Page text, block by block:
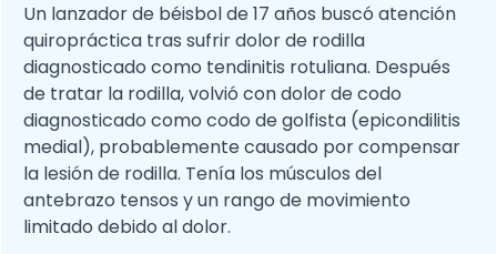
Un lanzador de béisbol de 17 años buscó atención
quiropráctica tras sufrir dolor de rodilla
diagnosticado como tendinitis rotuliana. Después
de tratar la rodilla, volvió con dolor de codo
diagnosticado como codo de golfista (epicondilitis
medial), probablemente causado por compensar
la lesión de rodilla. Tenía los músculos del
antebrazo tensos y un rango de movimiento
limitado debido al dolor.